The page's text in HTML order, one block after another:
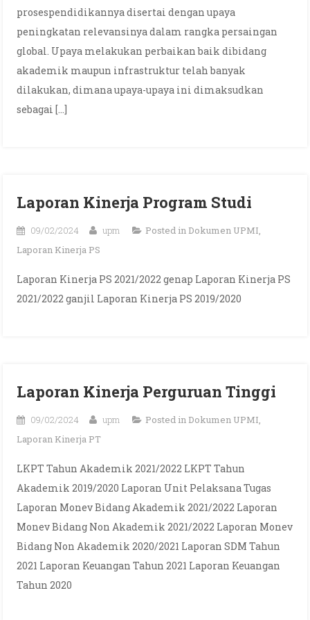
prosespendidikannya disertai dengan upaya
peningkatan relevansinya dalam rangka persaingan
global. Upaya melakukan perbaikan baik dibidang
akademik maupun infrastruktur telah banyak
dilakukan, dimana upaya-upaya ini dimaksudkan
sebagai […]
Laporan Kinerja Program Studi
09/02/2024 upm Posted in Dokumen UPMI,
Laporan Kinerja PS
Laporan Kinerja PS 2021/2022 genap Laporan Kinerja PS
2021/2022 ganjil Laporan Kinerja PS 2019/2020
Laporan Kinerja Perguruan Tinggi
09/02/2024 upm Posted in Dokumen UPMI,
Laporan Kinerja PT
LKPT Tahun Akademik 2021/2022 LKPT Tahun
Akademik 2019/2020 Laporan Unit Pelaksana Tugas
Laporan Monev Bidang Akademik 2021/2022 Laporan
Monev Bidang Non Akademik 2021/2022 Laporan Monev
Bidang Non Akademik 2020/2021 Laporan SDM Tahun
2021 Laporan Keuangan Tahun 2021 Laporan Keuangan
Tahun 2020